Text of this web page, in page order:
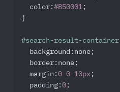
color :#B50001 ;
}
#search-result-container
background :none;
border :none;
margin :0 0 10px ;
padding :0 ;